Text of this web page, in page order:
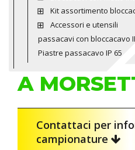
Kit assortimento
Accessori e utensili
passacavi con bloccacavo
Piastre passacavo IP 65
A
Contattaci per
campionature